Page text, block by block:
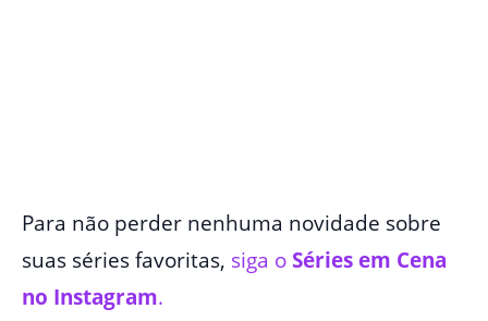
Para não perder nenhuma novidade sobre
suas séries favoritas, siga oSéries em Cena
no Instagram.